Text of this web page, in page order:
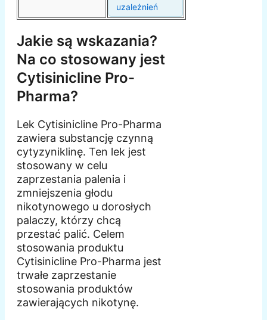
uzależnień
Jakie są wskazania?
Na co stosowany jest
Cytisinicline Pro-
Pharma?
Lek Cytisinicline Pro-Pharma
zawiera substancję czynną
cytyzyniklinę. Ten lek jest
stosowany w celu
zaprzestania palenia i
zmniejszenia głodu
nikotynowego u dorosłych
palaczy, którzy chcą
przestać palić. Celem
stosowania produktu
Cytisinicline Pro-Pharma jest
trwałe zaprzestanie
stosowania produktów
zawierających nikotynę.